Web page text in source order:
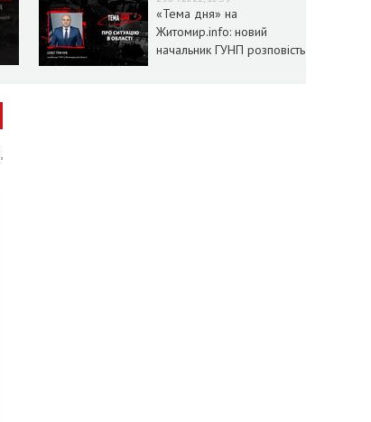
«Тема дня» на
Житомир.info: новий
начальник ГУНП розповість